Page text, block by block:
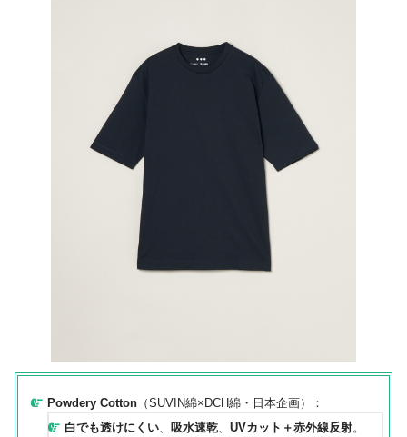
Powdery Cotton （SUVIN綿×DCH綿・日本企画）：
白でも透けにくい、 吸水速乾、 UVカット＋赤外線反射。